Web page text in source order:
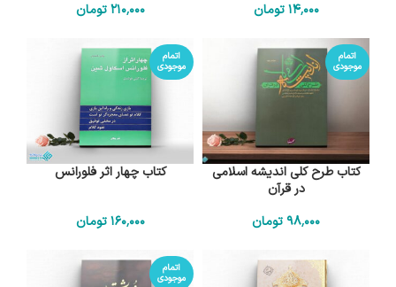
14٬000 تومان 210٬000 تومان
اتمام
موجودی
کتاب طرح کلی اندیشه اسلامی
در قرآن
98٬000تومان
اتمام
موجودی
کتاب چهار اثر فلورانس
160٬000 تومان
اتمام
موجودی